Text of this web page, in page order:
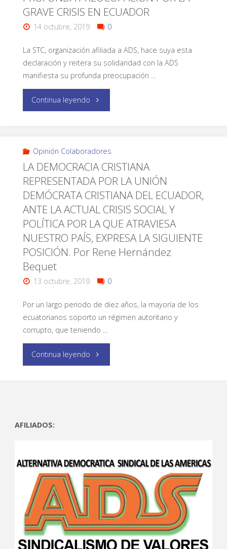
GRAVE CRISIS EN ECUADOR
14 octubre, 2019 0
La STC, organización afiliada a ADS, hace suya esta
declaración y reitera su solidaridad con la ADS
manifiesta su profunda preocupación …
Continua leyendo
Opinión Colaboradores
LA DEMOCRACIA CRISTIANA
REPRESENTADA POR LA UNIÓN
DEMÓCRATA CRISTIANA DEL ECUADOR,
ANTE LA ACTUAL CRISIS SOCIAL Y
POLÍTICA POR LA QUE ATRAVIESA
NUESTRO PAÍS, EXPRESA LA SIGUIENTE
POSICIÓN. Por Rene Hernández
Bequet
13 octubre, 2019 0
Por un largo periodo de diez años, la mayoría de los
ecuatorianos soporto un régimen autoritario y
corrupto, que teniendo …
Continua leyendo
AFILIADOS: